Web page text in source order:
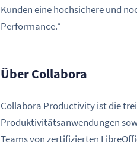
Kunden eine hochsichere und
Performance.“
Über Collabora
Collabora Productivity ist die
Produktivitätsanwendungen
Teams von zertifizierten